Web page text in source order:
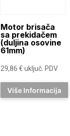
Motor brisača
sa prekidačem
(duljina osovine
61mm)
29,86 € uključ. PDV
Više Informacija